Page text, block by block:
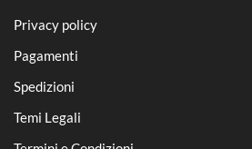
Privacy policy
Pagamenti
Spedizioni
Temi Legali